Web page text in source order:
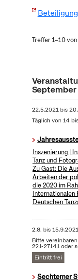
Treffer 1–10 von
22.5.2021bis
Täglich von 14
Inszenierung |
Tanz und
Zu Gast: Die
Arbeiten der
die 2020 im
Internationalen
Deutschen
2.8. bis15.9.2021
Bitte
221-27141 oder
Eintritt frei
Sechtemer